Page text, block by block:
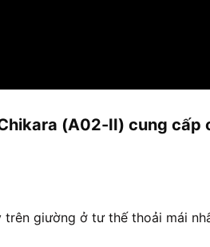
(A02-II) cung
giường ở tư thế thoải mái